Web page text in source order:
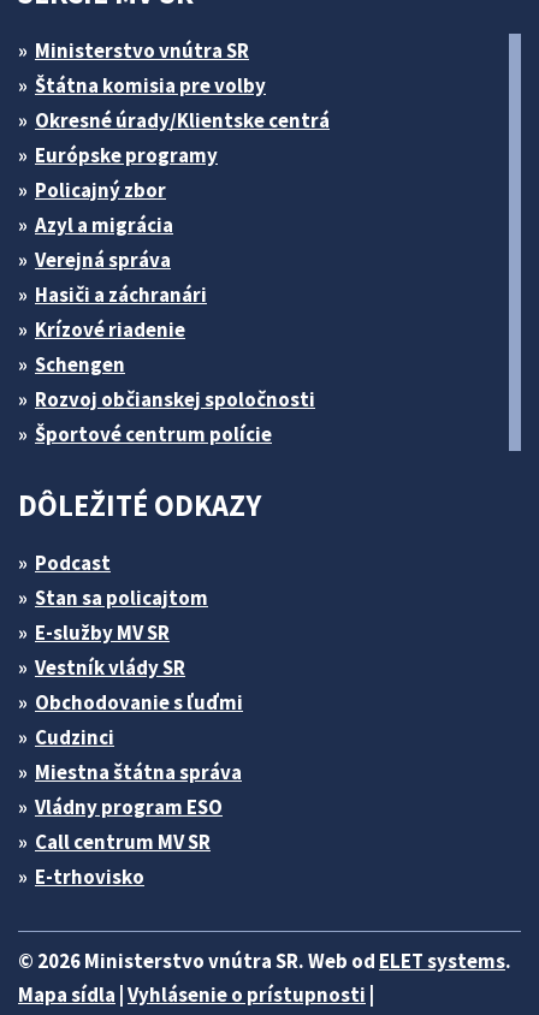
Ministerstvo vnútra SR
Štátna komisia pre volby
Okresné úrady/Klientske centrá
Európske programy
Policajný zbor
Azyl a migrácia
Verejná správa
Hasiči a záchranári
Krízové riadenie
Schengen
Rozvoj občianskej spoločnosti
Športové centrum polície
DÔLEŽITÉ ODKAZY
Podcast
Stan sa policajtom
E-služby MV SR
Vestník vlády SR
Obchodovanie s ľuďmi
Cudzinci
Miestna štátna správa
Vládny program ESO
Call centrum MV SR
E-trhovisko
© 2026 Ministerstvo vnútra SR. Web od ELET systems.
Mapa sídla Vyhlásenie o prístupnosti